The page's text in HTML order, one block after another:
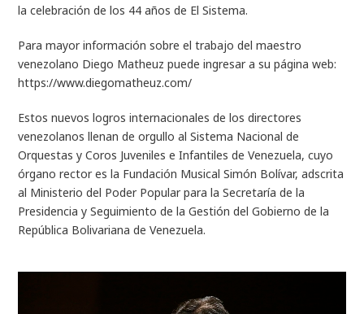
la celebración de los 44 años de El Sistema.
Para mayor información sobre el trabajo del maestro
venezolano Diego Matheuz puede ingresar a su página web:
https://www.diegomatheuz.com/
Estos nuevos logros internacionales de los directores
venezolanos llenan de orgullo al Sistema Nacional de
Orquestas y Coros Juveniles e Infantiles de Venezuela, cuyo
órgano rector es la Fundación Musical Simón Bolívar, adscrita
al Ministerio del Poder Popular para la Secretaría de la
Presidencia y Seguimiento de la Gestión del Gobierno de la
República Bolivariana de Venezuela.